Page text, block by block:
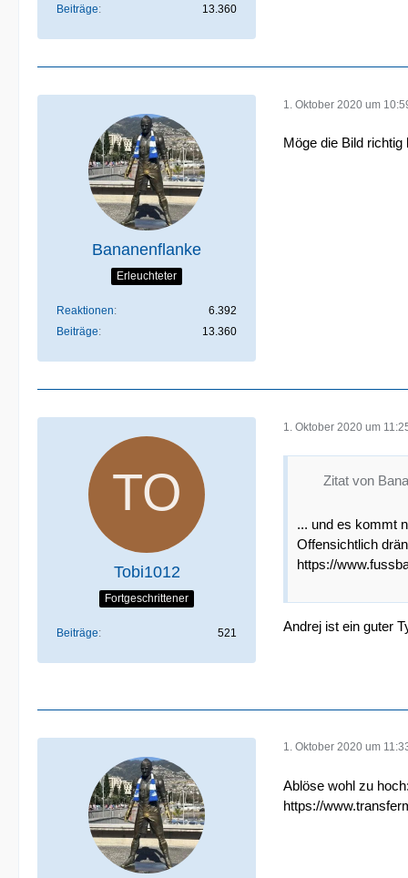
Beiträge
13.360
Bananenflanke
Erleuchteter
Reaktionen
6.392
Beiträge
13.360
1. Oktober 2020 um
Möge die Bild richtig
Tobi1012
Fortgeschrittener
Beiträge 521
1. Oktober 2020 um
Zitat von
... und es kommt
Offensichtlich
https://
Andrej ist ein guter
1. Oktober 2020 um
Ablöse wohl zu hoch:
https://